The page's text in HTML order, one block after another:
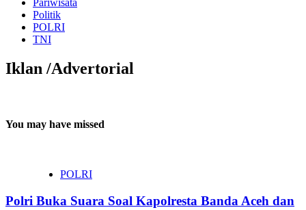
Politik
POLRI
TNI
Iklan /Advertorial
You may have missed
POLRI
Polri Buka Suara Soal Kapolresta Banda Aceh dan